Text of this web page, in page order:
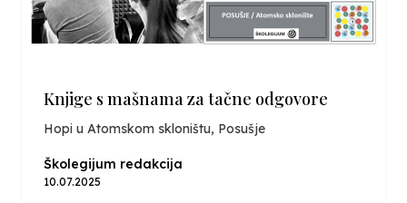
Knjige s mašnama za tačne odgovore
Hopi u Atomskom skloništu, Posušje
Školegijum redakcija
10.07.2025